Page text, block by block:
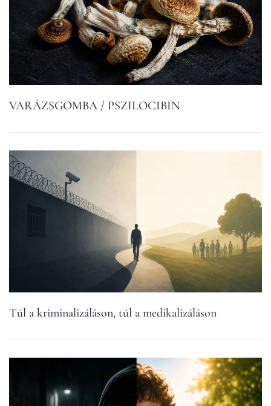
VARÁZSGOMBA / PSZILOCIBIN
Túl a kriminalizáláson, túl a medikalizáláson